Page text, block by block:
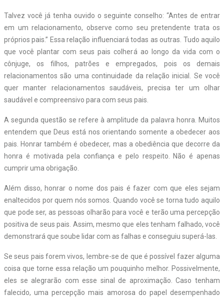
Talvez você já tenha ouvido o seguinte conselho: “Antes de entrar
em um relacionamento, observe como seu pretendente trata os
próprios pais.” Essa relação influenciará todas as outras. Tudo aquilo
que você plantar com seus pais colherá ao longo da vida com o
cônjuge, os filhos, patrões e empregados, pois os demais
relacionamentos são uma continuidade da relação inicial. Se você
quer manter relacionamentos saudáveis, precisa ter um olhar
saudável e compreensivo para com seus pais.
A segunda questão se refere à amplitude da palavra honra. Muitos
entendem que Deus está nos orientando somente a obedecer aos
pais. Honrar também é obedecer, mas a obediência que decorre da
honra é motivada pela confiança e pelo respeito. Não é apenas
cumprir uma obrigação.
Além disso, honrar o nome dos pais é fazer com que eles sejam
enaltecidos por quem nós somos. Quando você se torna tudo aquilo
que pode ser, as pessoas olharão para você e terão uma percepção
positiva de seus pais. Assim, mesmo que eles tenham falhado, você
demonstrará que soube lidar com as falhas e conseguiu superá-las.
Se seus pais forem vivos, lembre-se de que é possível fazer alguma
coisa que torne essa relação um pouquinho melhor. Possivelmente,
eles se alegrarão com esse sinal de aproximação. Caso tenham
falecido, uma percepção mais amorosa do papel desempenhado